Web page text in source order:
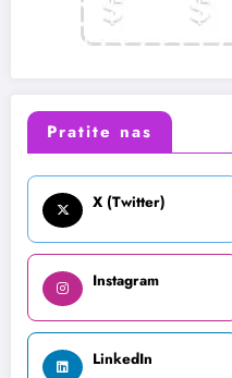
Pratite nas
X (Twitter)
Instagram
LinkedIn